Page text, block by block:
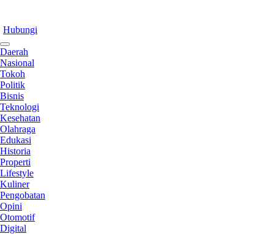
Hubungi
Daerah
Nasional
Tokoh
Politik
Bisnis
Teknologi
Kesehatan
Olahraga
Edukasi
Historia
Properti
Lifestyle
Kuliner
Pengobatan
Opini
Otomotif
Digital